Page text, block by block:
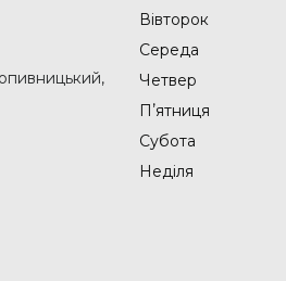
Вівторок
Середа
Четвер
Пʼятниця
Субота
Неділя